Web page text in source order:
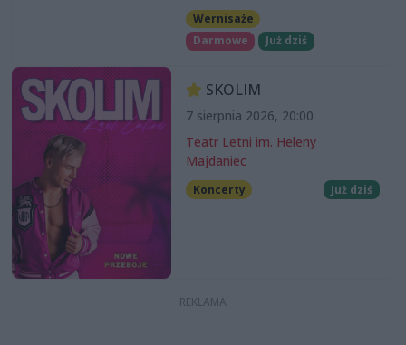
Wernisaże
Darmowe
Już dziś
SKOLIM
7 sierpnia 2026, 20:00
Teatr Letni im. Heleny
Majdaniec
Koncerty Już dziś